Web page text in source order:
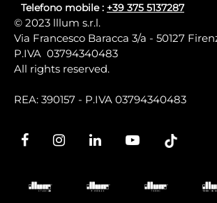
Telefono mobile : +39 375 5137287
© 2023 lllum s.r.l.
Via Francesco Baracca 3/a - 50127
P.IVA 03794340483
All rights reserved.
REA: 390157 - P.IVA 03794340483